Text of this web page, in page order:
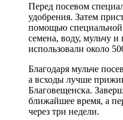
Перед посевом
удобрения. Затем
помощью специальной
семена, воду, мульчу
использовали около
Благодаря мульче
а всходы лучше
Благовещенска.
ближайшее время, а
через три недели.